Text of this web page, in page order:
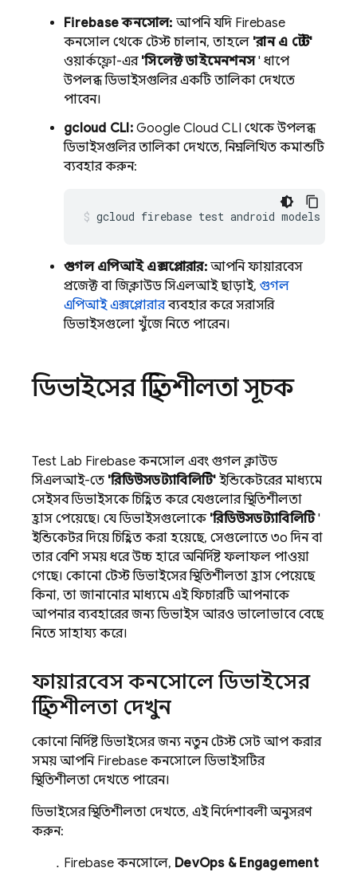
Firebaseকনসোল: আপনি যদি Firebase
কনসোল থেকে টেস্ট চালান, তাহলে 'রান এ টেস্ট'
ওয়ার্কফ্লো-এর 'সিলেক্ট ডাইমেনশনস' ধাপে
উপলব্ধ ডিভাইসগুলির একটি তালিকা দেখতে
পাবেন।
gcloud CLI:Google Cloud CLI থেকে উপলব্ধ
ডিভাইসগুলির তালিকা দেখতে, নিম্নলিখিত কমান্ডটি
ব্যবহার করুন:
gcloud firebase test android models list
গুগল এপিআই এক্সপ্লোরার:আপনি ফায়ারবেস
প্রজেক্ট বা জিক্লাউড সিএলআই ছাড়াই, গুগল
এপিআই এক্সপ্লোরারব্যবহার করে সরাসরি
ডিভাইসগুলো খুঁজে নিতে পারেন।
ডিভাইসের স্থিতিশীলতা সূচক
Test Lab Firebase কনসোল এবং গুগল ক্লাউড
সিএলআই-তে 'রিডিউসড স্ট্যাবিলিটি' ইন্ডিকেটরের মাধ্যমে
সেইসব ডিভাইসকে চিহ্নিত করে যেগুলোর স্থিতিশীলতা
হ্রাস পেয়েছে। যে ডিভাইসগুলোকে 'রিডিউসড স্ট্যাবিলিটি'
ইন্ডিকেটর দিয়ে চিহ্নিত করা হয়েছে, সেগুলোতে ৩০ দিন বা
তার বেশি সময় ধরে উচ্চ হারে অনির্দিষ্ট ফলাফল পাওয়া
গেছে। কোনো টেস্ট ডিভাইসের স্থিতিশীলতা হ্রাস পেয়েছে
কিনা, তা জানানোর মাধ্যমে এই ফিচারটি আপনাকে
আপনার ব্যবহারের জন্য ডিভাইস আরও ভালোভাবে বেছে
নিতে সাহায্য করে।
ফায়ারবেস কনসোলে ডিভাইসের
স্থিতিশীলতা দেখুন
কোনো নির্দিষ্ট ডিভাইসের জন্য নতুন টেস্ট সেট আপ করার
সময় আপনি Firebase কনসোলে ডিভাইসটির
স্থিতিশীলতা দেখতে পারেন।
ডিভাইসের স্থিতিশীলতা দেখতে, এই নির্দেশাবলী অনুসরণ
করুন:
Firebase কনসোলে, DevOps & Engagement